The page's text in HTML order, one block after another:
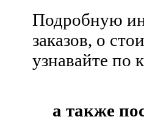
Подробную
заказов, о
узнавайте по
а также